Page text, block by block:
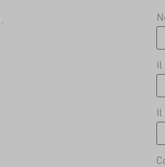
Il
Il